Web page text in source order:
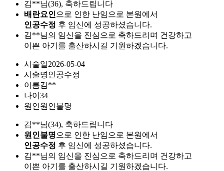
김**님(36), 축하드립니다
배란요인 으로 인한 난임으로 본원에서
인공수정 후 임신에 성공하셨습니다.
김**님의 임신을 진심으로 축하드리며 건강하고
이쁜 아기를 출산하시길 기원하겠습니다.
시술일2026-05-04
시술명인공수정
이름김**
나이 34
원인원인불명
김**님(34), 축하드립니다
원인불명으로 인한 난임으로 본원에서
인공수정 후 임신에 성공하셨습니다.
김**님의 임신을 진심으로 축하드리며 건강하고
이쁜 아기를 출산하시길 기원하겠습니다.